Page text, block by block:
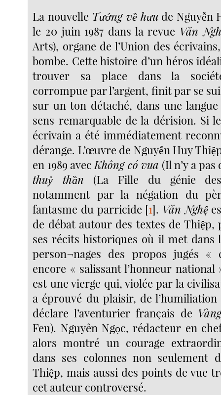
La nouvelle Tướng về hưude Nguyễn
le 20 juin 1987 dans la revue Văn
Arts), organe de l’Union des
bombe. Cette histoire d’un héros
trouver sa place dans la
corrompue par l’argent, finit par se
sur un ton détaché, dans une
sens remarquable de la dérision. Si
écrivain a été immédiatement
dérange. L’œuvre de Nguyễn Huy
en 1989 avec Không có vua (Il n’y a
thuỷ thần (La Fille du génie
notamment par la négation du
fantasme du parricide [1]. Văn Nghệ
de débat autour des textes de
ses récits historiques où il met dans
person¬nages des propos jugés «
encore « salissant l’honneur national
est une vierge qui, violée par la
a éprouvé du plaisir, de
déclare l’aventurier français de
Feu). Nguyên Ngọc, rédacteur en
alors montré un courage
dans ses colonnes non seulement
Thiệp, mais aussi des points de vue
cet auteur controversé.